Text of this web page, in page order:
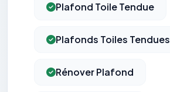
Plafond Toile Tendue
Plafonds Toiles Tendues
Rénover Plafond